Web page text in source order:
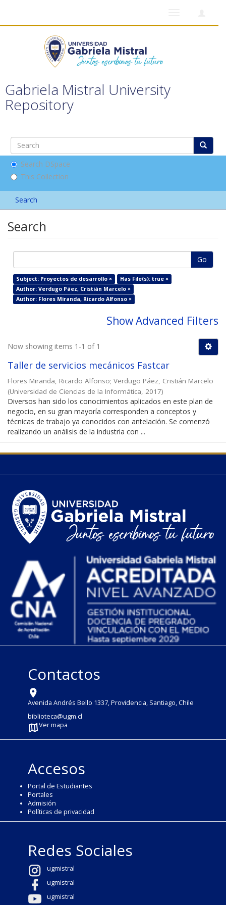
Gabriela Mistral University
Repository
Search DSpace
This Collection
Search
Search
Go
Subject: Proyectos de desarrollo ×
Has File(s): true ×
Author: Verdugo Páez, Cristián Marcelo ×
Author: Flores Miranda, Ricardo Alfonso ×
Show Advanced Filters
Now showing items 1-1 of 1
Taller de servicios mecánicos Fastcar
Flores Miranda, Ricardo Alfonso; Verdugo Páez, Cristián Marcelo
(Universidad de Ciencias de la Informática, 2017)
Diversos han sido los conocimientos aplicados en este plan de
negocio, en su gran mayoría corresponden a conceptos y
técnicas de trabajo ya conocidos con antelación. Se comenzó
realizando un análisis de la industria con ...
Contactos
Avenida Andrés Bello 1337, Providencia, Santiago, Chile
biblioteca@ugm.cl
Ver mapa
Accesos
Portal de Estudiantes
Portales
Admisión
Políticas de privacidad
Redes Sociales
ugmistral
ugmistral
ugmistral